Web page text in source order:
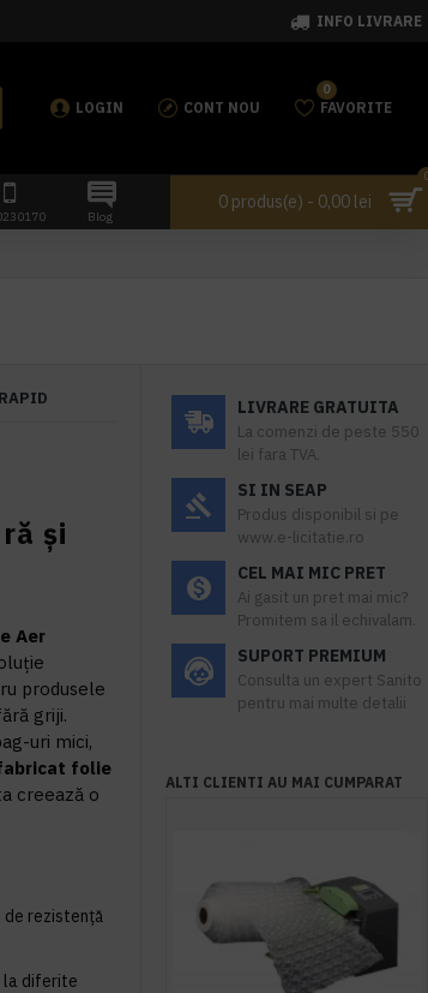
INFO LIVRARE
LOGIN CONT NOU FAVORITE
0
Blog
0 produs(e) - 0,00 lei
și
Aer
produsele
griji.
uri mici,
folie
creează o
rezistență
la diferite
LIVRARE GRATUITA
La comenzi de peste 550
lei fara TVA.
SI IN SEAP
Produs disponibil si pe
www.e-licitatie.ro
CEL MAI MIC PRET
Ai gasit un pret mai mic?
Promitem sa il echivalam.
SUPORT PREMIUM
Consulta un expert Sanito
pentru mai multe detalii
ALTI CLIENTI AU MAI CUMPARAT